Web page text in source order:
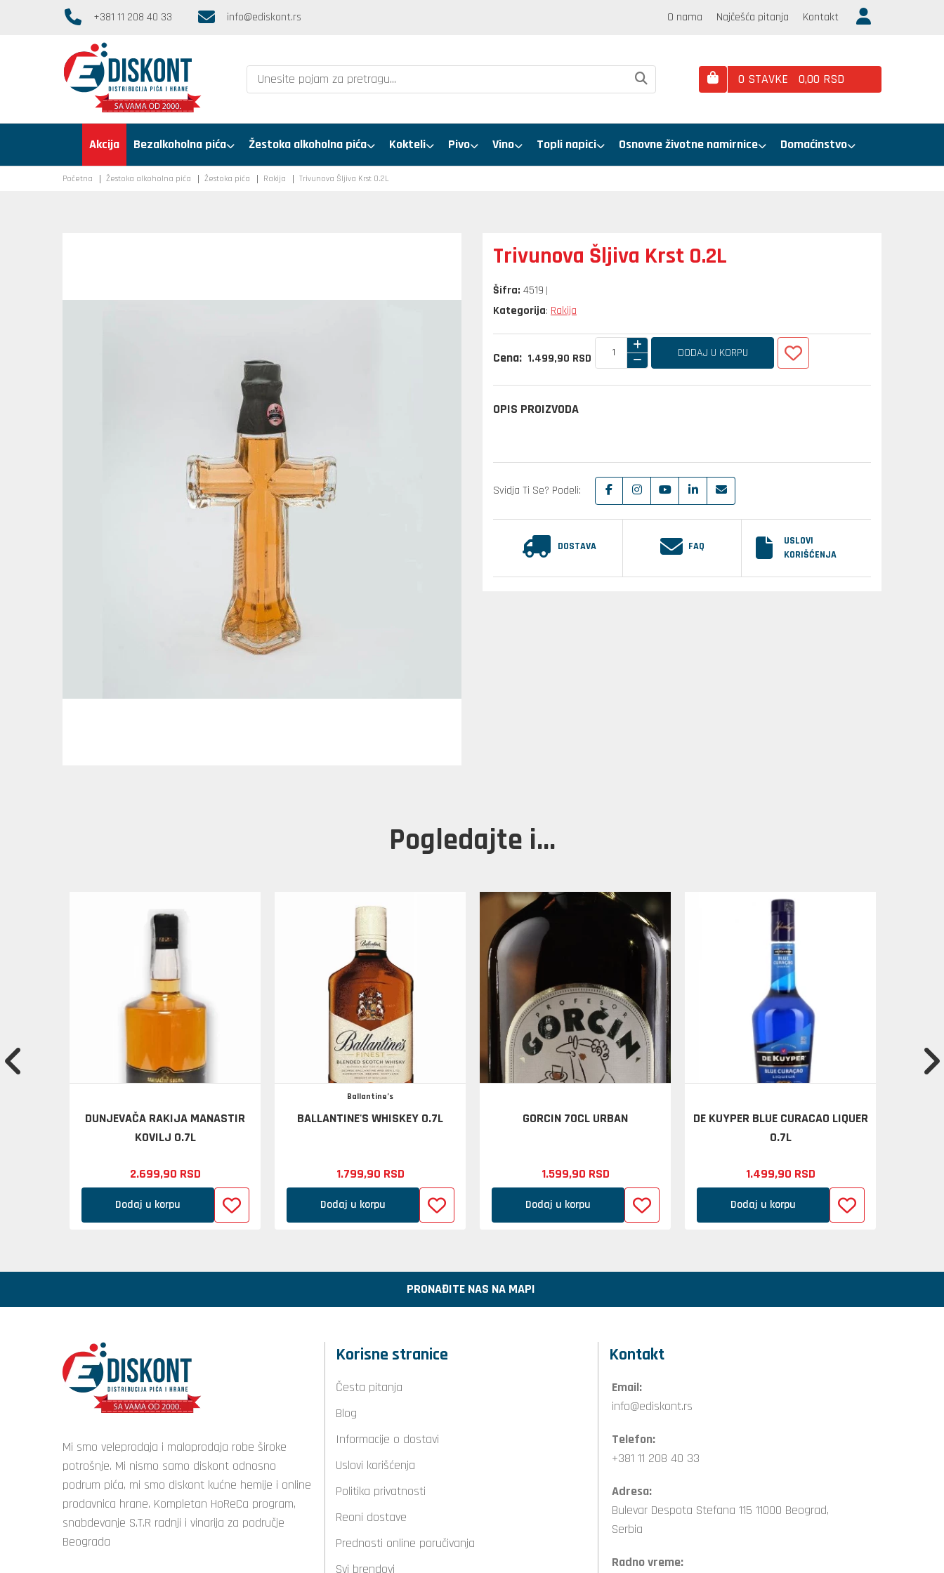
+381 11 208 40 33 info@ediskont.rs O nama Najčešća pitanja Kontakt
0 STAVKE 0,00 RSD
Akcija Bezalkoholna pića Žestoka alkoholna pića Kokteli Pivo Vino Topli napici Osnovne životne namirnice Domaćinstvo
Početna Žestoka alkoholna pića Žestoka pića Rakija Trivunova Šljiva Krst 0.2L
Trivunova Šljiva Krst 0.2L
Šifra: 4519
Kategorija: Rakija
Cena: 1.499,90 RSD DODAJ U KORPU
OPIS PROIZVODA
Svidja Ti Se? Podeli:
DOSTAVA FAQ
USLOVI
KORIŠĆENJA
Pogledajte i...
DUNJEVAČA RAKIJA MANASTIR
KOVILJ 0.7L
2.699,90 RSD
Dodaj u korpu
Ballantine’s
BALLANTINE'S WHISKEY 0.7L
1.799,90 RSD
Dodaj u korpu
GORCIN 70CL URBAN
1.599,90 RSD
Dodaj u korpu
DE KUYPER BLUE CURACAO LIQUER
0.7L
1.499,90 RSD
Dodaj u korpu
PRONAĐITE NAS NA MAPI
Mi smo veleprodaja i maloprodaja robe široke
potrošnje. Mi nismo samo diskont odnosno
podrum pića, mi smo diskont kućne hemije i online
prodavnica hrane. Kompletan HoReCa program,
snabdevanje S.T.R radnji i vinarija za područje
Beograda
Korisne stranice
Česta pitanja
Blog
Informacije o dostavi
Uslovi korišćenja
Politika privatnosti
Reoni dostave
Prednosti online poručivanja
Svi brendovi
Kontakt
Email:
info@ediskont.rs
Telefon:
+381 11 208 40 33
Adresa:
Bulevar Despota Stefana 115 11000 Beograd,
Serbia
Radno vreme: